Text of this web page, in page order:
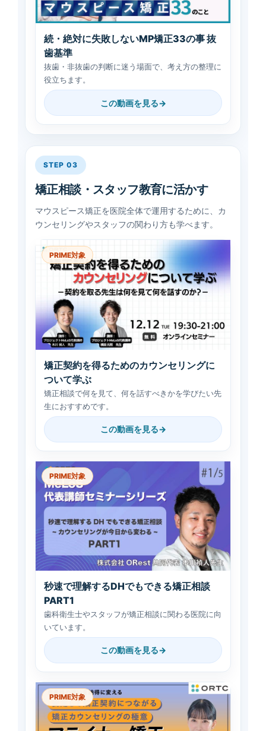
続・絶対に失敗しないMP矯正33の事 抜
歯基準
抜歯・非抜歯の判断に迷う場面で、考え方の整理に
役立ちます。
この動画を見る
STEP 03
矯正相談・スタッフ教育に活かす
マウスピース矯正を医院全体で運用するために、カ
ウンセリングやスタッフの関わり方も学べます。
PRIME対象
矯正契約を得るためのカウンセリングに
ついて学ぶ
矯正相談で何を見て、何を話すべきかを学びたい先
生におすすめです。
この動画を見る
PRIME対象
秒速で理解するDHでもできる矯正相談
PART1
歯科衛生士やスタッフが矯正相談に関わる医院に向
いています。
この動画を見る
PRIME対象